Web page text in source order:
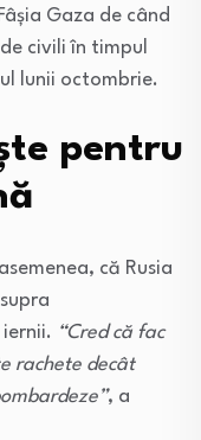
Gaza de când
civili în timpul
lunii octombrie.
pentru
că Rusia
“Cred că fac
rachete decât
, a